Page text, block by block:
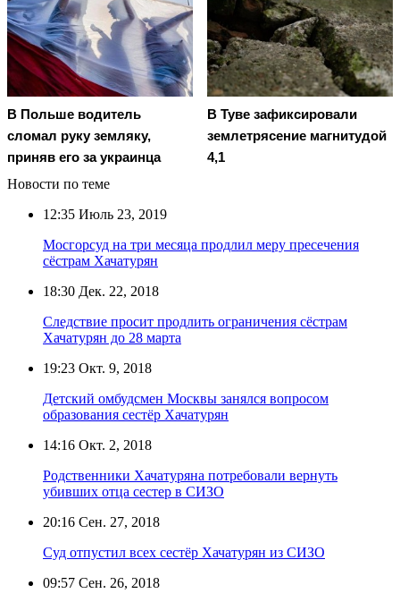
В Польше водитель
сломал руку земляку,
приняв его за украинца
В Туве зафиксировали
землетрясение магнитудой
4,1
Новости по теме
12:35 Июль 23, 2019
Мосгорсуд на три месяца продлил меру пресечения
сёстрам Хачатурян
18:30 Дек. 22, 2018
Следствие просит продлить ограничения сёстрам
Хачатурян до 28 марта
19:23 Окт. 9, 2018
Детский омбудсмен Москвы занялся вопросом
образования сестёр Хачатурян
14:16 Окт. 2, 2018
Родственники Хачатуряна потребовали вернуть
убивших отца сестер в СИЗО
20:16 Сен. 27, 2018
Суд отпустил всех сестёр Хачатурян из СИЗО
09:57 Сен. 26, 2018